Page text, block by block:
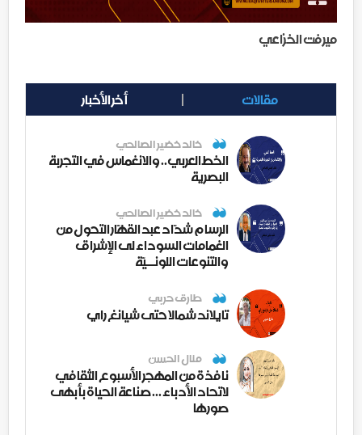
ميرفت الخزاعي
مقالات أخر الأخبار
خالد خضير الصالحي
الخط العربي.. والانغماس في التجربة
البصرية
خالد خضير الصالحي
الرسام شدّاد عبد القهّار التحول من
الغمامات السوداء لى الإشراق
والتنوعات اللونــيّة
طارق حربي
تايلاند شمالا حتى شيانغ راي
منال الحسن
نافذة من المهجر الأسبوع الثقافي
لاتحاد الأدباء ... صناعة الحياة بأبهى
صورها